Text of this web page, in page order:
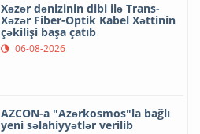
Xəzər dənizinin dibi ilə Trans-
Xəzər Fiber-Optik Kabel Xəttinin
çəkilişi başa çatıb
06-08-2026
AZCON-a "Azərkosmos"la bağlı
yeni səlahiyyətlər verilib